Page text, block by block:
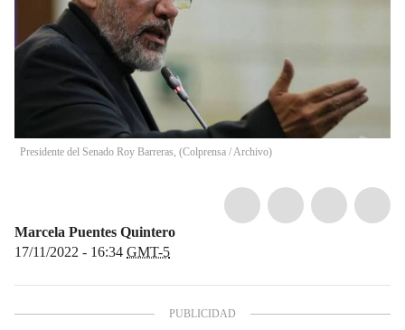
Presidente del Senado Roy Barreras, (Colprensa / Archivo)
Marcela Puentes Quintero
17/11/2022 - 16:34 GMT-5